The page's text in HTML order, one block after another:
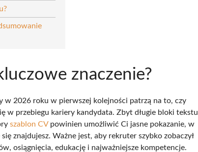
znaczenie?
w 2026 roku w pierwszej kolejności patrzą na to, czy
w przebiegu kariery kandydata. Zbyt długie bloki tekstu
szablon CVpowinien umożliwić Ci jasne pokazanie, w
znajdujesz. Ważne jest, aby rekruter szybko zobaczył
osiągnięcia, edukację i najważniejsze kompetencje.